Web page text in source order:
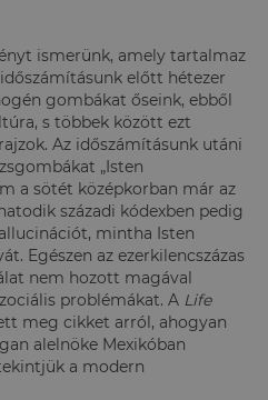
ismerünk, amely tartalmaz
előtt hétezer
gombákat őseink, ebből
s többek között ezt
Az időszámításunk utáni
„Isten
a sötét középkorban már az
századi kódexben pedig
mintha Isten
Egészen az ezerkilencszázas
nem hozott magával
problémákat. A Life
meg cikket arról, ahogyan
alelnöke Mexikóban
a modern